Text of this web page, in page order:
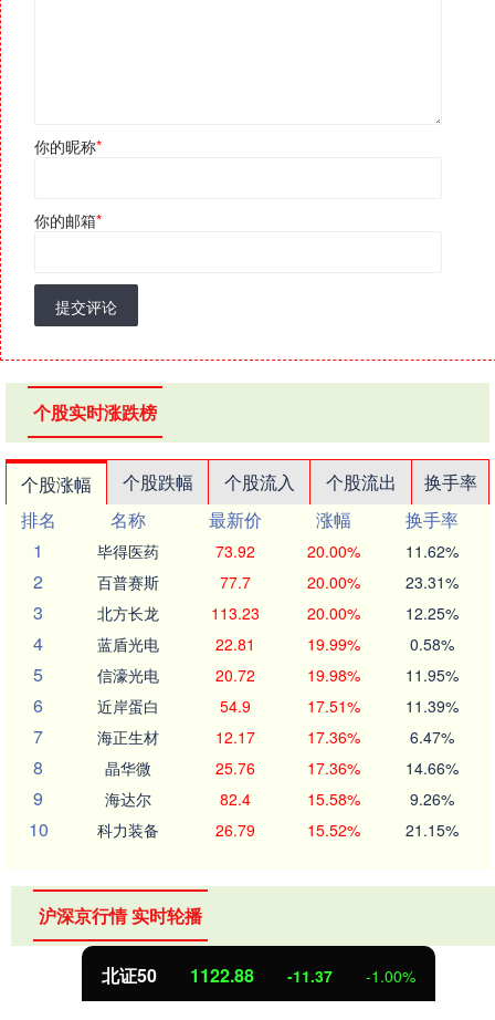
你的昵称*
你的邮箱*
提交评论
个股实时涨跌榜
个股涨幅 个股跌幅 个股流入 个股流出
换手率
排名
名称 最新价 涨幅
换手率
1
毕得医药 73.92 20.00% 11.62%
2 百普赛斯 77.7 20.00% 23.31%
3 北方长龙 113.23 20.00% 12.25%
4 蓝盾光电 22.81 19.99% 0.58%
5 信濠光电 20.72 19.98% 11.95%
6 近岸蛋白 54.9 17.51% 11.39%
7 海正生材 12.17 17.36% 6.47%
8 晶华微 25.76 17.36% 14.66%
9 海达尔 82.4 15.58% 9.26%
10 科力装备 26.79 15.52% 21.15%
沪深京行情 实时轮播
北证50 1122.88 -11.37 -1.00%